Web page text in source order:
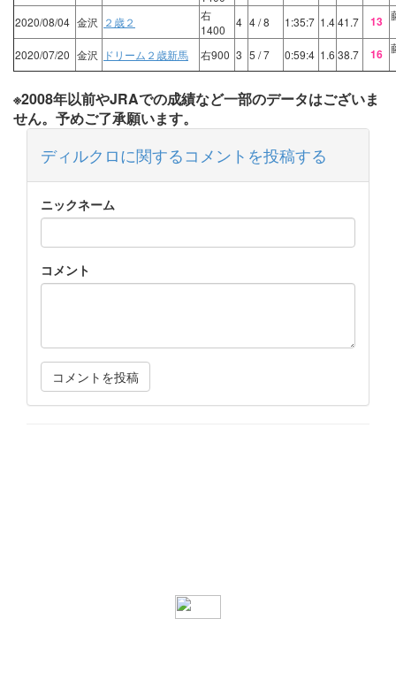
2020/08/04 金沢 ２歳２
右
1400
4 4/ 8 1:35:7 1.441.7 13
2020/07/20 金沢 ドリーム２歳新馬 右900 3 5 / 7 0:59:4 1.6 38.7 16
※2008年以前やJRAでの成績など一部のデータはございま
せん。予めご了承願います。
ディルクロに関するコメントを投稿する
ニックネーム
コメント